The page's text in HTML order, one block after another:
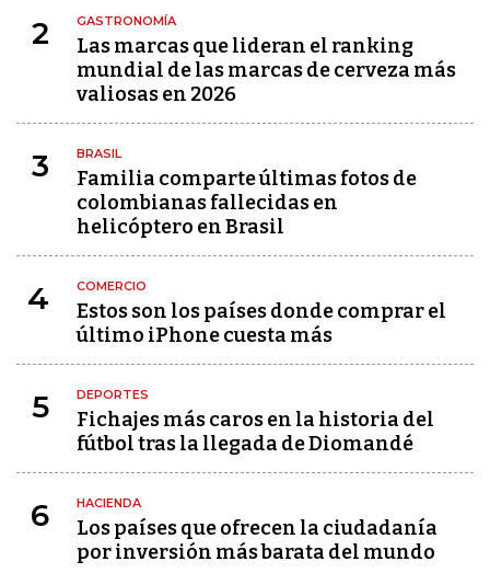
2 GASTRONOMÍA
Las marcas que lideran el ranking
mundial de las marcas de cerveza más
valiosas en 2026
3 BRASIL
Familia comparte últimas fotos de
colombianas fallecidas en
helicóptero en Brasil
4 COMERCIO
Estos son los países donde comprar el
último iPhone cuesta más
5 DEPORTES
Fichajes más caros en la historia del
fútbol tras la llegada de Diomandé
6 HACIENDA
Los países que ofrecen la ciudadanía
por inversión más barata del mundo